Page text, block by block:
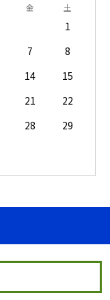
金 土
1
7
8
14
15
21
22
28
29